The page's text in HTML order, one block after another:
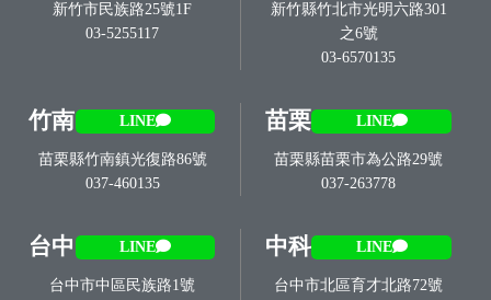
新竹市民族路25號1F
03-5255117
新竹縣竹北市光明六路301
之6號
03-6570135
竹南 LINE
苗栗縣竹南鎮光復路86號
037-460135
苗栗 LINE
苗栗縣苗栗市為公路29號
037-263778
台中 LINE
台中市中區民族路1號
中科 LINE
台中市北區育才北路72號